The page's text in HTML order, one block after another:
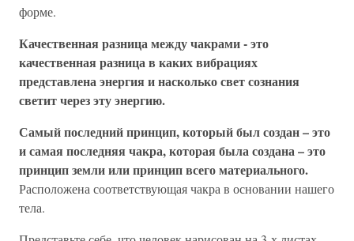
форме.
Качественная разница между чакрами - это
качественная разница в каких вибрациях
представлена энергия и насколько свет сознания
светит через эту энергию.
Самый последний принцип, который был создан – это
и самая последняя чакра, которая была создана – это
принцип земли или принцип всего материального.
Расположена соответствующая чакра в основании нашего
тела.